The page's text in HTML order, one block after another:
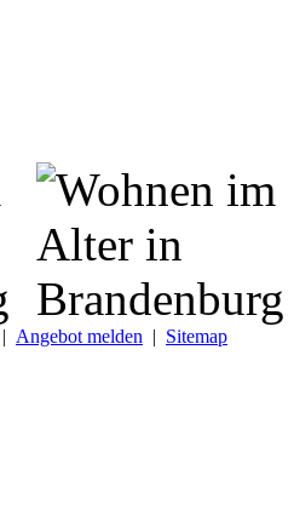
| Angebot melden | Sitemap